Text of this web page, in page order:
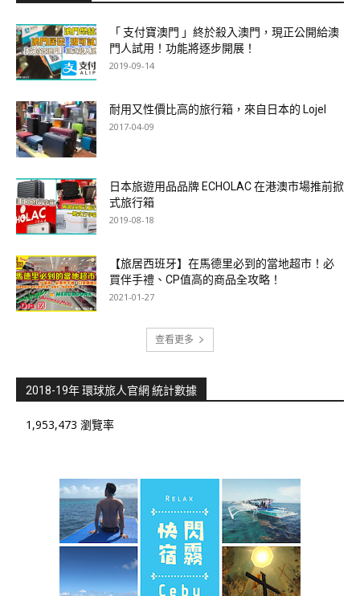
「 支付寶澳門 」終於殺入澳門，現正公開給澳
門人試用！功能將逐步開展！
2019-09-14
耐用又性價比高的旅行箱，來自日本的 Lojel
2017-04-09
日本旅遊用品品牌 ECHOLAC 在港澳市場推前掀
式旅行箱
2019-08-18
【旅居西班牙】在馬德里必到的當地超市！必
買伴手禮、CP值高的商品全攻略！
2021-01-27
查看更多
2018-19年 環球旅人官網 統計數據
1,953,473 瀏覽率